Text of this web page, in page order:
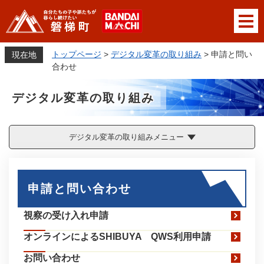
ジ
の
先
メニューを飛ばして本文へ
現在地 トップページ > デジタル変革の取り組み > 申請と問い
合わせ
デジタル変革の取り組み
デジタル変革の取り組みメニュー
申請と問い合わせ
視察の受け入れ申請
オンラインによるSHIBUYA QWS利用申請
お問い合わせ